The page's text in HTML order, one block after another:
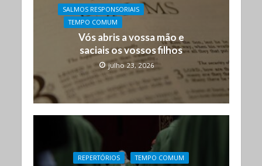
SALMOS RESPONSORIAIS
TEMPO COMUM
Vós abris a vossa mão e
saciais os vossos filhos
julho 23, 2026
REPERTÓRIOS TEMPO COMUM